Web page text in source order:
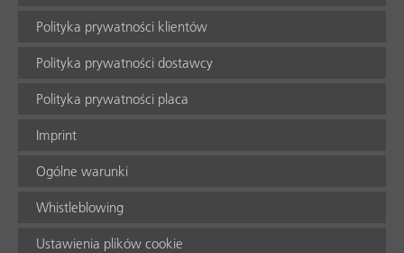
Polityka prywatności klientów
Polityka prywatności dostawcy
Polityka prywatności placa
Imprint
Ogólne warunki
Whistleblowing
Ustawienia plików cookie